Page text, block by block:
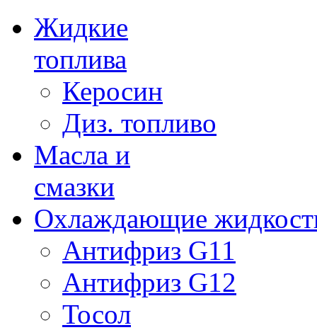
Жидкие
топлива
Керосин
Диз. топливо
Масла и
смазки
Охлаждающие
Антифриз G11
Антифриз G12
Тосол